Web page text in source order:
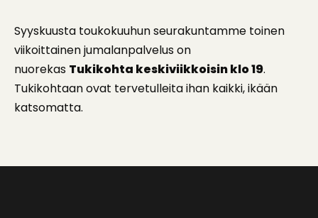
Syyskuusta toukokuuhun seurakuntamme toinen
viikoittainen jumalanpalvelus on
nuorekas Tukikohta keskiviikkoisin klo 19.
Tukikohtaan ovat tervetulleita ihan kaikki, ikään
katsomatta.